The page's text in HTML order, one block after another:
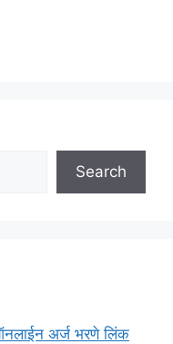
Search
ऑनलाईन अर्ज भरणे लिंक